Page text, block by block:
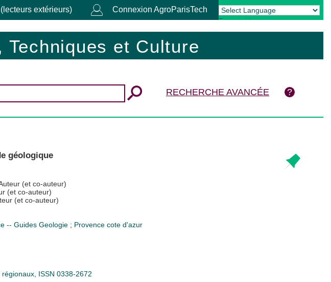
extérieurs) Connexion AgroParisTech
Powered by Translate
et Culture
RECHERCHE AVANCÉE
géologique
(et co-auteur)
(et co-auteur)
(et co-auteur)
-- Guides Geologie ; Provence cote d'azur
ISSN 0338-2672